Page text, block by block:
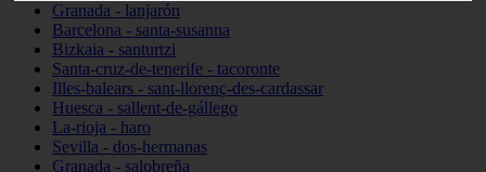
Granada - lanjarón
Barcelona - santa-susanna
Bizkaia - santurtzi
Santa-cruz-de-tenerife - tacoronte
Illes-balears - sant-llorenç-des-cardassar
Huesca - sallent-de-gállego
La-rioja - haro
Sevilla - dos-hermanas
Granada - salobreña